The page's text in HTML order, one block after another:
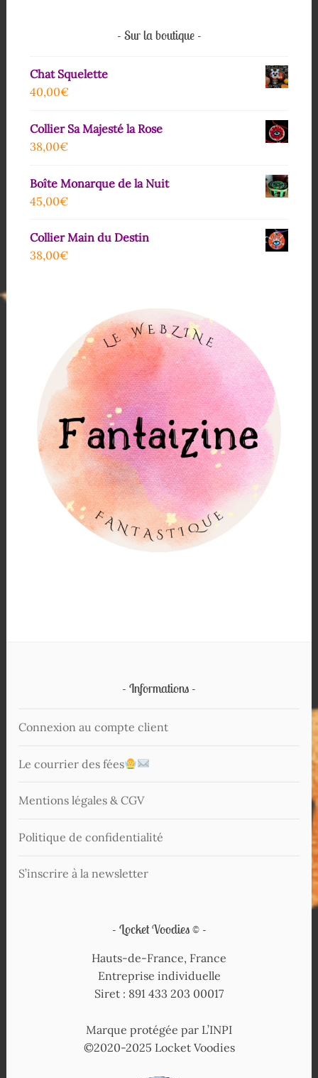
Sur la boutique
Chat Squelette
40,00€
Collier Sa Majesté la Rose
38,00€
Boîte Monarque de la Nuit
45,00€
Collier Main du Destin
38,00€
Informations
Connexion au compte client
Le courrier des fées
Mentions légales & CGV
Politique de confidentialité
S’inscrire à la newsletter
Locket Voodies ©
Hauts-de-France, France
Entreprise individuelle
Siret : 891 433 203 00017
Marque protégée par L’INPI
©2020-2025 Locket Voodies